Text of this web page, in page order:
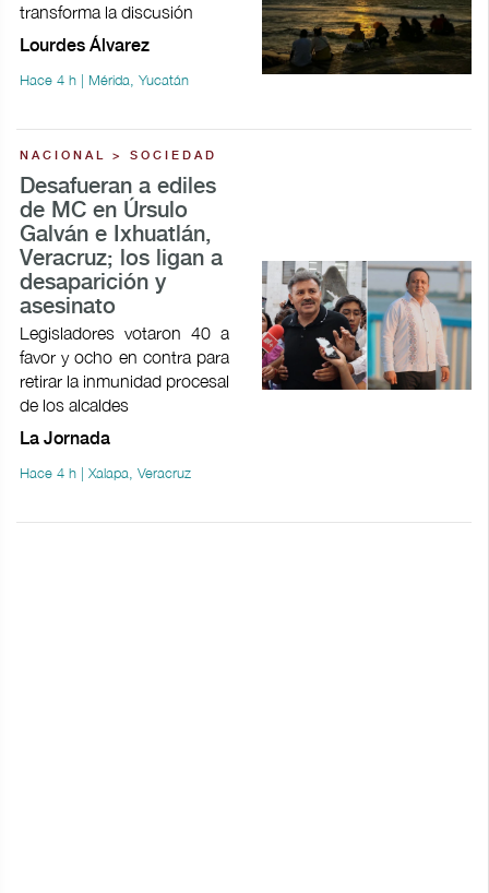
transforma la discusión
Lourdes Álvarez
Hace 4 h | Mérida, Yucatán
NACIONAL > SOCIEDAD
Desafueran a ediles
de MC en Úrsulo
Galván e Ixhuatlán,
Veracruz; los ligan a
desaparición y
asesinato
Legisladores votaron 40 a
favor y ocho en contra para
retirar la inmunidad procesal
de los alcaldes
La Jornada
Hace 4 h | Xalapa, Veracruz